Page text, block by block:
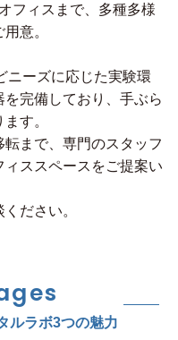
フィスまで、多種多様
意。
ニーズに応じた実験環
完備しており、手ぶら
す。
まで、専門のスタッフ
ススペースをご提案い
ださい。
ルラボ3つの魅力